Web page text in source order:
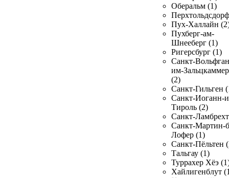
Оберальм (1)
Пух-Халлайн
Пухберг-ам-
Шнееберг (1)
Ригерсбург (1)
Санкт-
им-
(2)
Санкт-Гильген
Санкт-Иоганн-
Тироль (2)
Санкт-
Санкт-Мартин-
Лофер (1)
Санкт-Пёльтен
Тальгау (1)
Туррахер Хёэ
Хайлигенблут